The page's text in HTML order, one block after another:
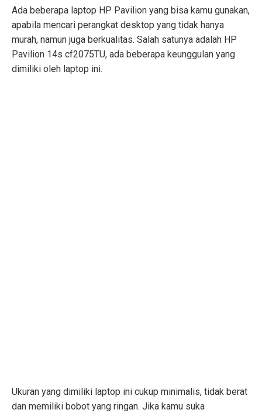
Ada beberapa laptop HP Pavilion yang bisa kamu gunakan,
apabila mencari perangkat desktop yang tidak hanya
murah, namun juga berkualitas. Salah satunya adalah HP
Pavilion 14s cf2075TU, ada beberapa keunggulan yang
dimiliki oleh laptop ini.
Ukuran yang dimiliki laptop ini cukup minimalis, tidak berat
dan memiliki bobot yang ringan. Jika kamu suka